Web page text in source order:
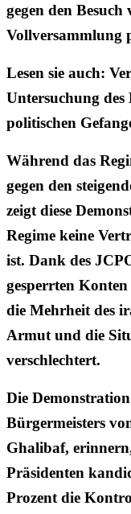
gegen den
Vollversammlung
Lesen sie auch:
Untersuchung des
politischen
Während das
gegen den
zeigt diese
Regime keine
ist. Dank des
gesperrten
die Mehrheit des
Armut und die
verschlechtert.
Die
Bürgermeisters
Ghalibaf,
Präsidenten
Prozent die